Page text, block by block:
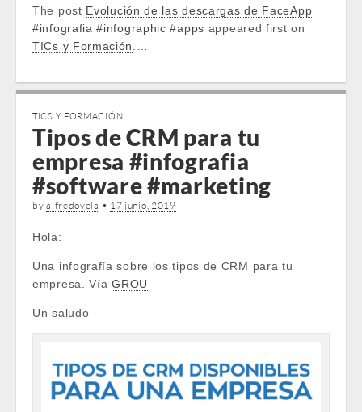
The post Evolución de las descargas de FaceApp
#infografia #infographic #apps appeared first on
TICs y Formación
TICS Y FORMACIÓN
Tipos de CRM para tu
empresa #infografia
#software #marketing
byalfredovela • 17 junio, 2019
Hola:
Una infografía sobre los tipos de CRM para tu
empresa. VíaGROU
Un saludo